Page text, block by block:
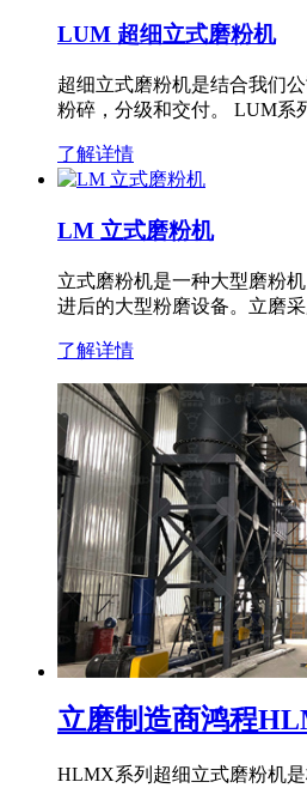
LUM 超细立式磨粉机
超细立式磨粉机是结合我们
粉碎，分级和交付。 LUM系
了解详情
LM 立式磨粉机
立式磨粉机是一种大型磨粉
进后的大型粉磨设备。立磨
了解详情
立磨制造商鸿程
HLMX系列超细立式磨粉机